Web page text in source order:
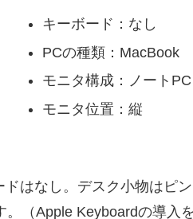
キーボード：なし
PCの種類：MacBook
モニタ構成：ノート
モニタ位置：縦
はなし。デスク小物はピ
（Apple Keyboardの導入